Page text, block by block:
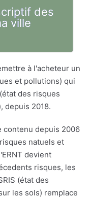
des
ville
à l'acheteur un
et pollutions) qui
des risques
depuis 2018.
contenu depuis 2006
natuels et
devient
risques, les
(état des
les sols) remplace